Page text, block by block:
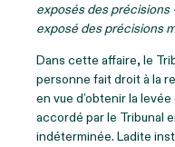
exposés des
exposé des précisions
Dans cette affaire, le
personne fait droit à la
en vue d’obtenir la
accordé par le Tribunal
indéterminée. Ladite